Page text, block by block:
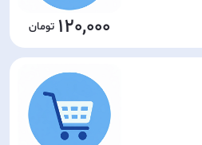
120,000